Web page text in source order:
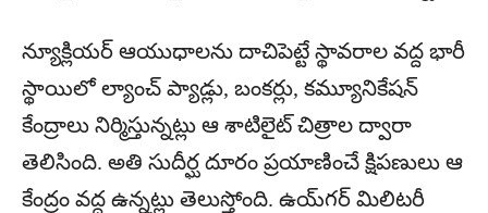
న్యూక్లియ‌ర్ ఆయుధాల‌ను దాచిపెట్టే స్థావ‌రాల వ‌ద్ద భారీ
స్థాయిలో ల్యాంచ్ ప్యాడ్లు, బంక‌ర్లు, క‌మ్యూనికేష‌న్
కేంద్రాలు నిర్మిస్తున్న‌ట్లు ఆ శాటిలైట్ చిత్రాల ద్వారా
తెలిసింది. అతి సుదీర్ఘ దూరం ప్ర‌యాణించే క్షిప‌ణులు ఆ
కేంద్రం వ‌ద్ద ఉన్న‌ట్లు తెలుస్తోంది. ఉయ్‌గ‌ర్ మిలిట‌రీ